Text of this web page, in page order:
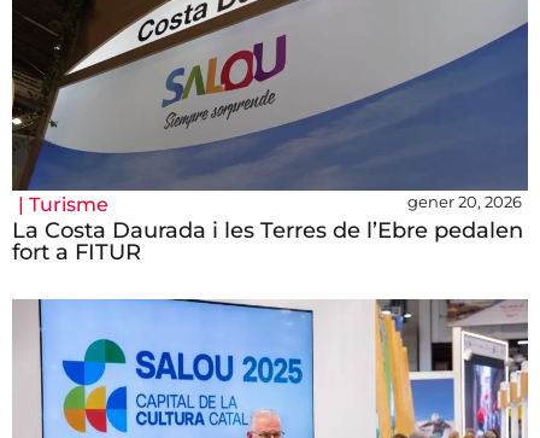
| Turisme gener 20, 2026
La Costa Daurada i les Terres de l’Ebre pedalen
fort a FITUR